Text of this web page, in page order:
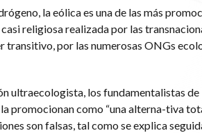
la eólica es una de las más
religiosa realizada por las
por las numerosas ONGs
ultraecologista, los fundamentalistas
promocionan como “una alterna-tiva
son falsas, tal como se explica